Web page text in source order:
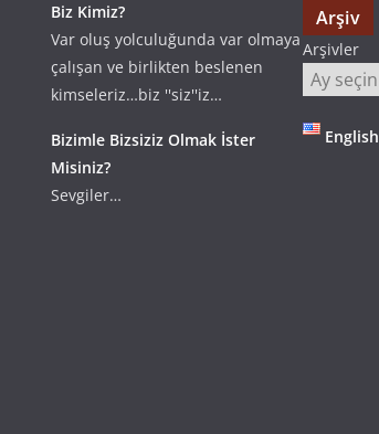
Biz Kimiz?
Var oluş yolculuğunda var olmaya
çalışan ve birlikten beslenen
kimseleriz…biz ''siz''iz…
Bizimle Bizsiziz Olmak İster
Misiniz?
Sevgiler…
Arşiv
Arşivler
English